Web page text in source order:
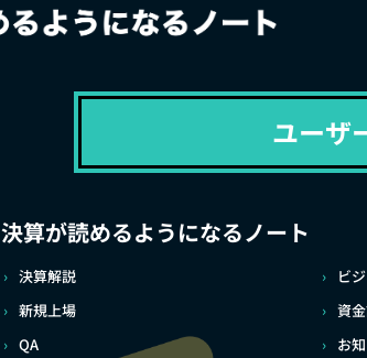
ユーザ
決算が読めるようになるノート
決算解説
ビ
新規上場
資
QA
お